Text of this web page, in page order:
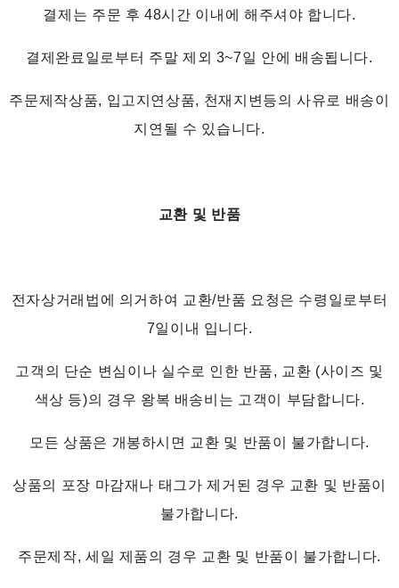
결제는 주문 후 48시간 이내에 해주셔야 합니다.
결제완료일로부터 주말 제외 3~7일 안에 배송됩니다.
주문제작상품, 입고지연상품, 천재지변등의 사유로 배송이
지연될 수 있습니다.
교환 및 반품
전자상거래법에 의거하여 교환/반품 요청은 수령일로부터
7일이내 입니다.
고객의 단순 변심이나 실수로 인한 반품, 교환 (사이즈 및
색상 등)의 경우 왕복 배송비는 고객이 부담합니다.
모든 상품은 개봉하시면 교환 및 반품이 불가합니다.
상품의 포장 마감재나 태그가 제거된 경우 교환 및 반품이
불가합니다.
주문제작, 세일 제품의 경우 교환 및 반품이 불가합니다.